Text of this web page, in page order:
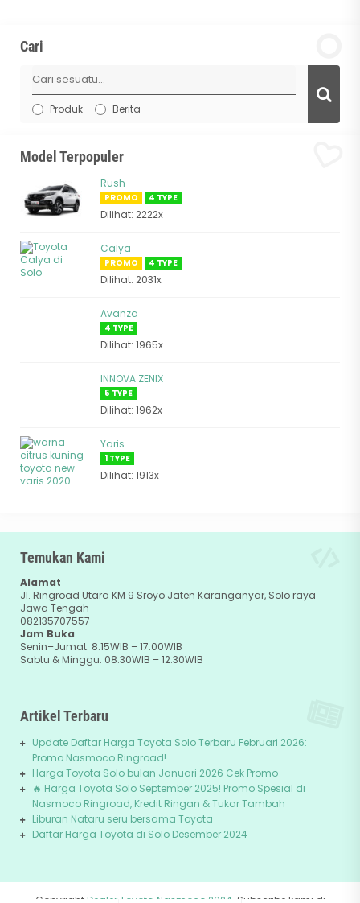
Cari
Produk Berita
Model Terpopuler
Rush
PROMO 4 TYPE
Dilihat: 2222x
Calya
PROMO 4 TYPE
Dilihat: 2031x
Avanza
4 TYPE
Dilihat: 1965x
INNOVA ZENIX
5 TYPE
Dilihat: 1962x
Yaris
1 TYPE
Dilihat: 1913x
Temukan Kami
Alamat
Jl. Ringroad Utara KM 9 Sroyo Jaten Karanganyar, Solo raya
Jawa Tengah
082135707557
Jam Buka
Senin–Jumat: 8.15WIB – 17.00WIB
Sabtu & Minggu: 08:30WIB – 12.30WIB
Artikel Terbaru
Update Daftar Harga Toyota Solo Terbaru Februari 2026:
Promo Nasmoco Ringroad!
Harga Toyota Solo bulan Januari 2026 Cek Promo
🔥 Harga Toyota Solo September 2025! Promo Spesial di
Nasmoco Ringroad, Kredit Ringan & Tukar Tambah
Liburan Nataru seru bersama Toyota
Daftar Harga Toyota di Solo Desember 2024
CopyrightDealer Toyota Nasmoco 2024 . Subscribe kami di